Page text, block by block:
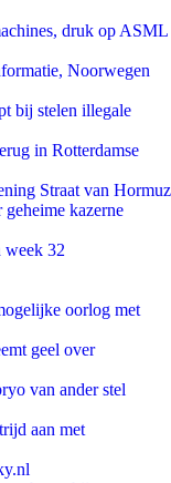
druk op ASML
Noorwegen
bij stelen illegale
in Rotterdamse
Straat van Hormuz
kazerne
week 32
oorlog met
geel over
van ander stel
aan met